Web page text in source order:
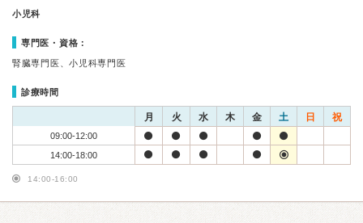
小児科
専門医・資格：
腎臓専門医、小児科専門医
診療時間
月 火 水 木 金 土 日 祝
09:00-12:00
14:00-18:00
14:00-16:00